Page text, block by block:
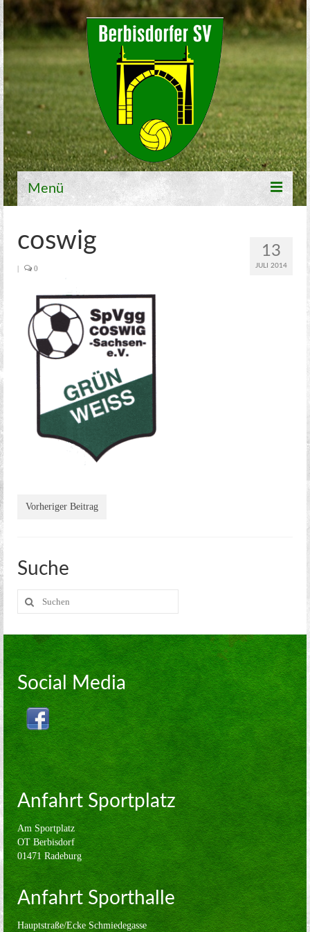
Menü
Kreisoberliga Meißen
2. Mannschaft
2. Stadtklasse Dresden
Alte Herren
Jugend
Kegel Clubs
Trainingszeiten und Ansprechpartner
Verein
Sponsoren
Kontakt
Impressum
13
JULI 2014
coswig
| 0
Vorheriger Beitrag
Suche
Suche
nach:
Social Media
Anfahrt Sportplatz
Am Sportplatz
OT Berbisdorf
01471 Radeburg
Anfahrt Sporthalle
Hauptstraße/Ecke Schmiedegasse